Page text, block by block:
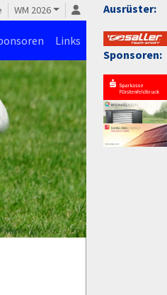
Ausrüster:
Sponsoren:
WM 2026
Links